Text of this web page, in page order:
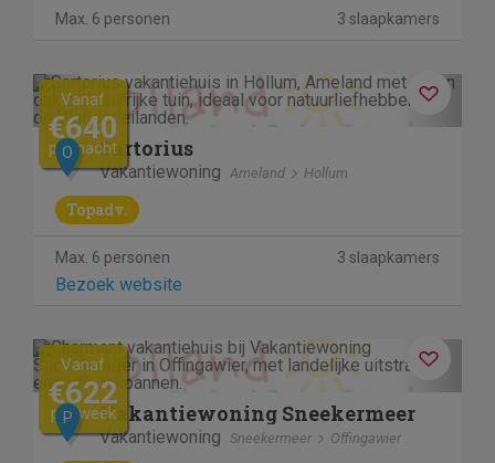
Max. 6 personen 3 slaapkamers
Previous Next
Vanaf
€640
per nacht
O Sartorius
Vakantiewoning Ameland Hollum
Topadv.
Max. 6 personen 3 slaapkamers
Bezoek website
Previous Next
Vanaf
€622
per week
P Vakantiewoning Sneekermeer
Vakantiewoning Sneekermeer Offingawier